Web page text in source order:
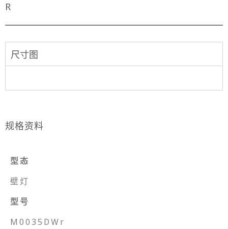
R
尺寸图
规格资料
型态
壁灯
型号
M0035DWr